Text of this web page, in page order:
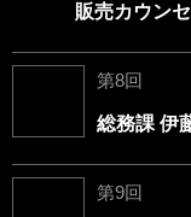
販売カウン
第8回
総務課 伊
第9回